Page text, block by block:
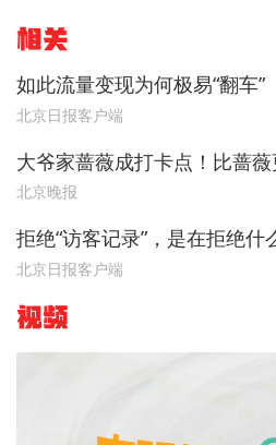
相关
如此流量变现为何极易“翻车”
北京日报客户端
大爷家蔷薇成打卡点！比蔷
北京晚报
拒绝“访客记录”，是在拒绝什
北京日报客户端
视频